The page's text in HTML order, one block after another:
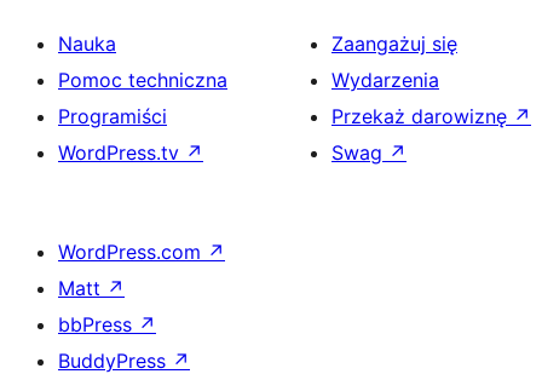
Nauka
Pomoc techniczna
Programiści
WordPress.tv ↗
Zaangażuj się
Wydarzenia
Przekaż darowiznę ↗
Swag ↗
WordPress.com ↗
Matt ↗
bbPress ↗
BuddyPress ↗